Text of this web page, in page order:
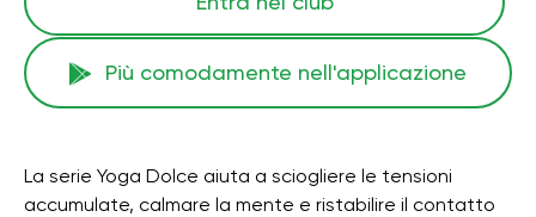
Più comodamente nell'applicazione
La serie Yoga Dolce aiuta a sciogliere le tensioni
accumulate, calmare la mente e ristabilire il contatto